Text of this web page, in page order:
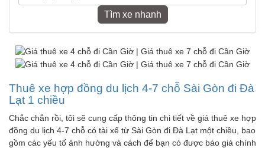
Tìm xe nhanh
Thuê xe hợp đồng du lịch 4-7 chỗ Sài Gòn đi Đà
Lạt 1 chiều
Chắc chắn rồi, tôi sẽ cung cấp thông tin chi tiết về giá thuê xe hợp
đồng du lịch 4-7 chỗ có tài xế từ Sài Gòn đi Đà Lạt một chiều, bao
gồm các yếu tố ảnh hưởng và cách để bạn có được báo giá chính